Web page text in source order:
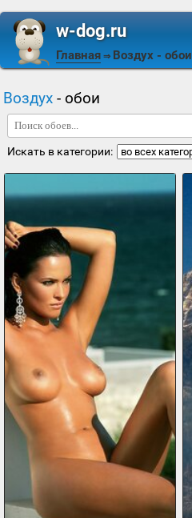
w-dog.ru
Главная ⇒ Воздух - обои
Воздух - обои
Искать в категории: